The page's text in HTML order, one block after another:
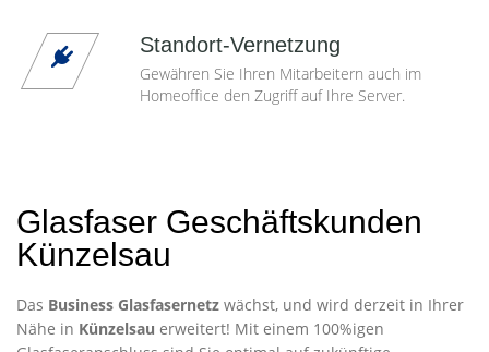
Standort-Vernetzung
Gewähren Sie Ihren Mitarbeitern auch im
Homeoffice den Zugriff auf Ihre Server.
Glasfaser Geschäftskunden
Künzelsau
Das Business Glasfasernetz wächst, und wird derzeit in Ihrer
Nähe in Künzelsau erweitert! Mit einem 100%igen